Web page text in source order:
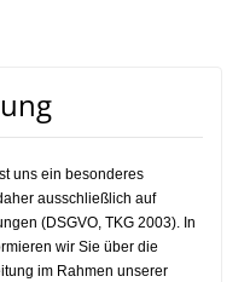
uns ein besonderes
ausschließlich auf
(DSGVO, TKG 2003). In
wir Sie über die
im Rahmen unserer